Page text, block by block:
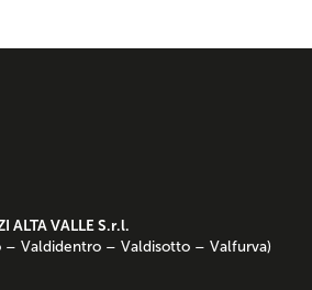
ALTA VALLE S.r.l.
– Valdidentro – Valdisotto – Valfurva)